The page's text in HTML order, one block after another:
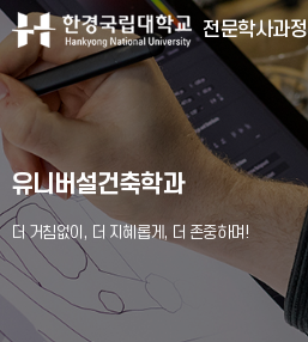
전문학사과정
유니버설건축학과